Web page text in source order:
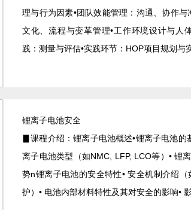
理与行为因素•团队效能管理：沟通、协作与
文化、流程与变革管理•工作环境设计与人
践：测量与评估•实践环节：HOP项目规划与
锂离子电池安全
▊课程介绍：锂离子电池概述•锂离子电池的
离子电池类型（如NMC, LFP, LCO等）• 锂
势n锂离子电池的安全特性• 安全机制介绍
护）• 电池内部材料特性及其对安全的影响•